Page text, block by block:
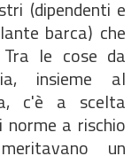
(dipendenti e
barca) che
le cose da
insieme al
c'è a scelta
a rischio
un